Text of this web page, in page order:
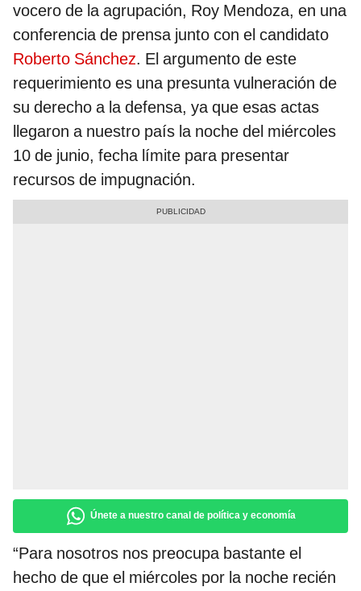
vocero de la agrupación, Roy Mendoza, en una
conferencia de prensa junto con el candidato
Roberto Sánchez. El argumento de este
requerimiento es una presunta vulneración de
su derecho a la defensa, ya que esas actas
llegaron a nuestro país la noche del miércoles
10 de junio, fecha límite para presentar
recursos de impugnación.
Únete a nuestro canal de política y economía
“Para nosotros nos preocupa bastante el
hecho de que el miércoles por la noche recién